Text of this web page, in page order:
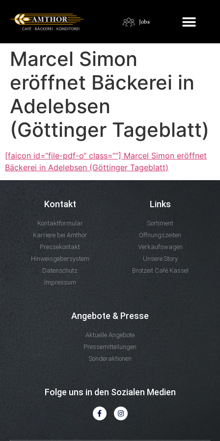
Jobs
Marcel Simon
eröffnet Bäckerei in
Adelebsen
(Göttinger Tageblatt)
[faicon id=“file-pdf-o“ class=““] Marcel Simon eröffnet
Bäckerei in Adelebsen (Göttinger Tageblatt)
Kontakt
Kontaktformular
Karriere bei Amthor
Pressekontakt
Hinweisgebersystem
Datenschutz
Impressum
Links
Sortiment
Öffnungszeiten
Verkaufswagen
Unsere Story
Brotzeit Café Kassel
Angebote & Presse
Aktuelle Angebote
Pressemitteilungen
Sonderaktionen
Folge uns in den Sozialen Medien